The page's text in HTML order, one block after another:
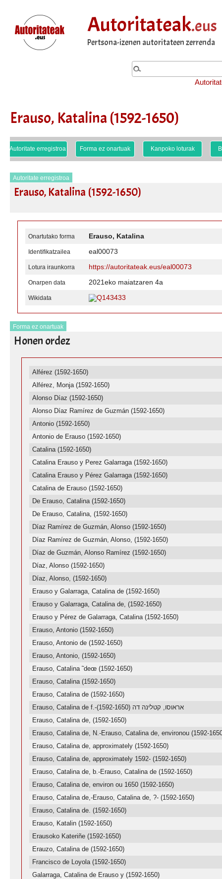
Autoritateak.eus
Pertsona-izenen autoritateen zerrenda
Erauso, Katalina (1592-1650)
Autoritate erregistroa Forma ez onartuak Kanpoko loturak
Autoritate erregistroa
Erauso, Katalina (1592-1650)
Onartutako forma Erauso, Katalina
Identifikatzailea eal00073
Lotura iraunkorra https://autoritateak.eus/eal00073
Onarpen data 2021eko maiatzaren 4a
Wikidata Q143433
Forma ez onartuak
Honen ordez
Alférez (1592-1650)
Alférez, Monja (1592-1650)
Alonso Díaz (1592-1650)
Alonso Díaz Ramírez de Guzmán (1592-1650)
Antonio (1592-1650)
Antonio de Erauso (1592-1650)
Catalina (1592-1650)
Catalina Erauso y Perez Galarraga (1592-1650)
Catalina Erauso y Pérez Galarraga (1592-1650)
Catalina de Erauso (1592-1650)
De Erauso, Catalina (1592-1650)
De Erauso, Catalina, (1592-1650)
Díaz Ramírez de Guzmán, Alonso (1592-1650)
Díaz Ramírez de Guzmán, Alonso, (1592-1650)
Díaz de Guzmán, Alonso Ramírez (1592-1650)
Díaz, Alonso (1592-1650)
Díaz, Alonso, (1592-1650)
Erauso y Galarraga, Catalina de (1592-1650)
Erauso y Galarraga, Catalina de, (1592-1650)
Erauso y Pérez de Galarraga, Catalina (1592-1650)
Erauso, Antonio (1592-1650)
Erauso, Antonio de (1592-1650)
Erauso, Antonio, (1592-1650)
Erauso, Catalina ˜deœ (1592-1650)
Erauso, Catalina (1592-1650)
Erauso, Catalina de (1592-1650)
Erauso, Catalina de f.-אראוסו, קטלינה דה (1592-1650)
Erauso, Catalina de, (1592-1650)
Erauso, Catalina de, N.-Erauso, Catalina de, environou (1592-
Erauso, Catalina de, approximately (1592-1650)
Erauso, Catalina de, approximately 1592- (1592-1650)
Erauso, Catalina de, b.-Erauso, Catalina de (1592-1650)
Erauso, Catalina de, environ ou 1650 (1592-1650)
Erauso, Catalina de,-Erauso, Catalina de, ?- (1592-1650)
Erauso, Catalina de. (1592-1650)
Erauso, Katalin (1592-1650)
Erausoko Kateriñe (1592-1650)
Erauzo, Catalina de (1592-1650)
Francisco de Loyola (1592-1650)
Galarraga, Catalina de Erauso y (1592-1650)